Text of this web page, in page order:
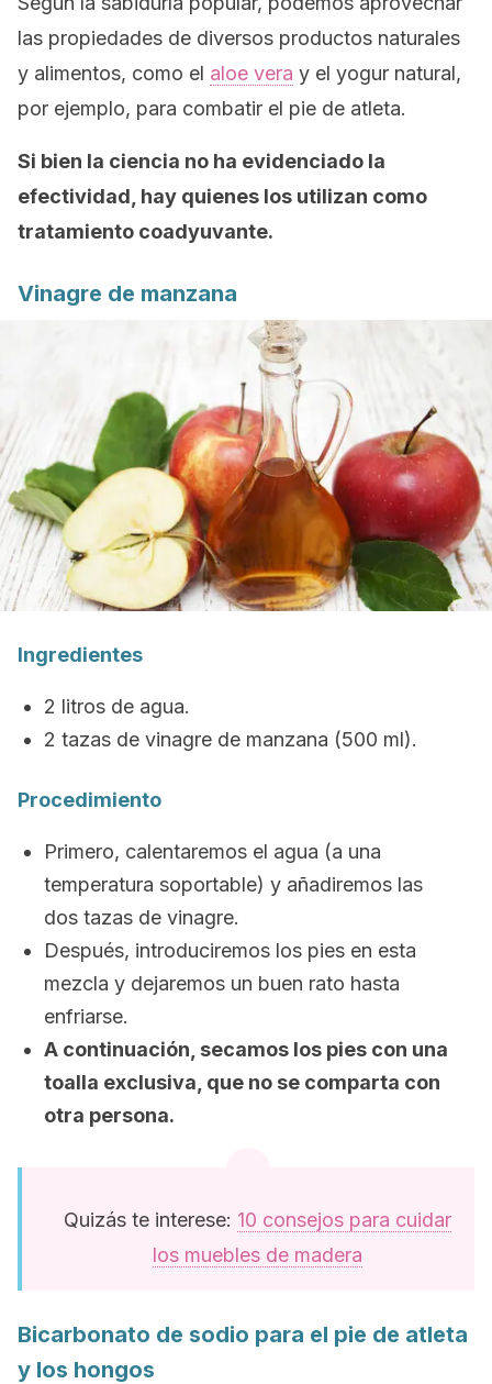
las propiedades de diversos productos naturales
y alimentos, como el aloe vera y el yogur natural,
por ejemplo, para combatir el pie de atleta.
Si bien la ciencia no ha evidenciado la
efectividad, hay quienes los utilizan como
tratamiento coadyuvante.
Vinagre de manzana
Ingredientes
2 litros de agua.
2 tazas de vinagre de manzana (500 ml).
Procedimiento
Primero, calentaremos el agua (a una
temperatura soportable) y añadiremos las
dos tazas de vinagre.
Después, introduciremos los pies en esta
mezcla y dejaremos un buen rato hasta
enfriarse.
A continuación, secamos los pies con una
toalla exclusiva, que no se comparta con
otra persona.
Quizás te interese: 10 consejos para cuidar
los muebles de madera
Bicarbonato de sodio para el pie de atleta
y los hongos